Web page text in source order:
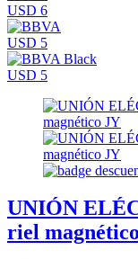
USD 6
USD 5
USD 5
UNIÓN
riel